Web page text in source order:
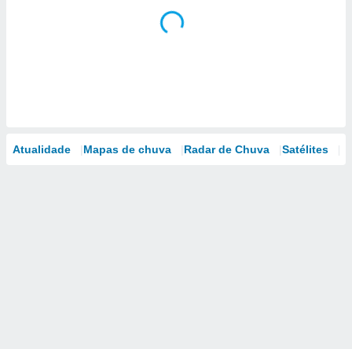
Atualidade Mapas de chuva Radar de Chuva Satélites